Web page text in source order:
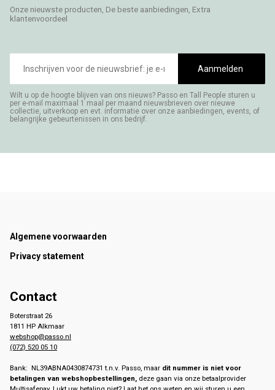
Onze nieuwste producten, De beste aanbiedingen, Extra
klantenvoordeel
mailadres
Aanmelden
Wilt u op de hoogte blijven van ons nieuws? Passo en Tall People sturen u
per e-mail maximaal 1 maal per maand nieuwsbrieven over nieuwe
collectie, uitverkoop en evt. informatie over onze aanbiedingen, events, of
belangrijke gebeurtenissen in ons bedrijf.
Footer
Algemene voorwaarden
Privacy statement
Contact
Boterstraat 26
1811 HP Alkmaar
webshop@passo.nl
(072) 520 05 10
Bank: NL39ABNA0430874731 t.n.v. Passo, maar dit nummer is niet voor
betalingen van webshopbestellingen, deze gaan via onze betaalprovider